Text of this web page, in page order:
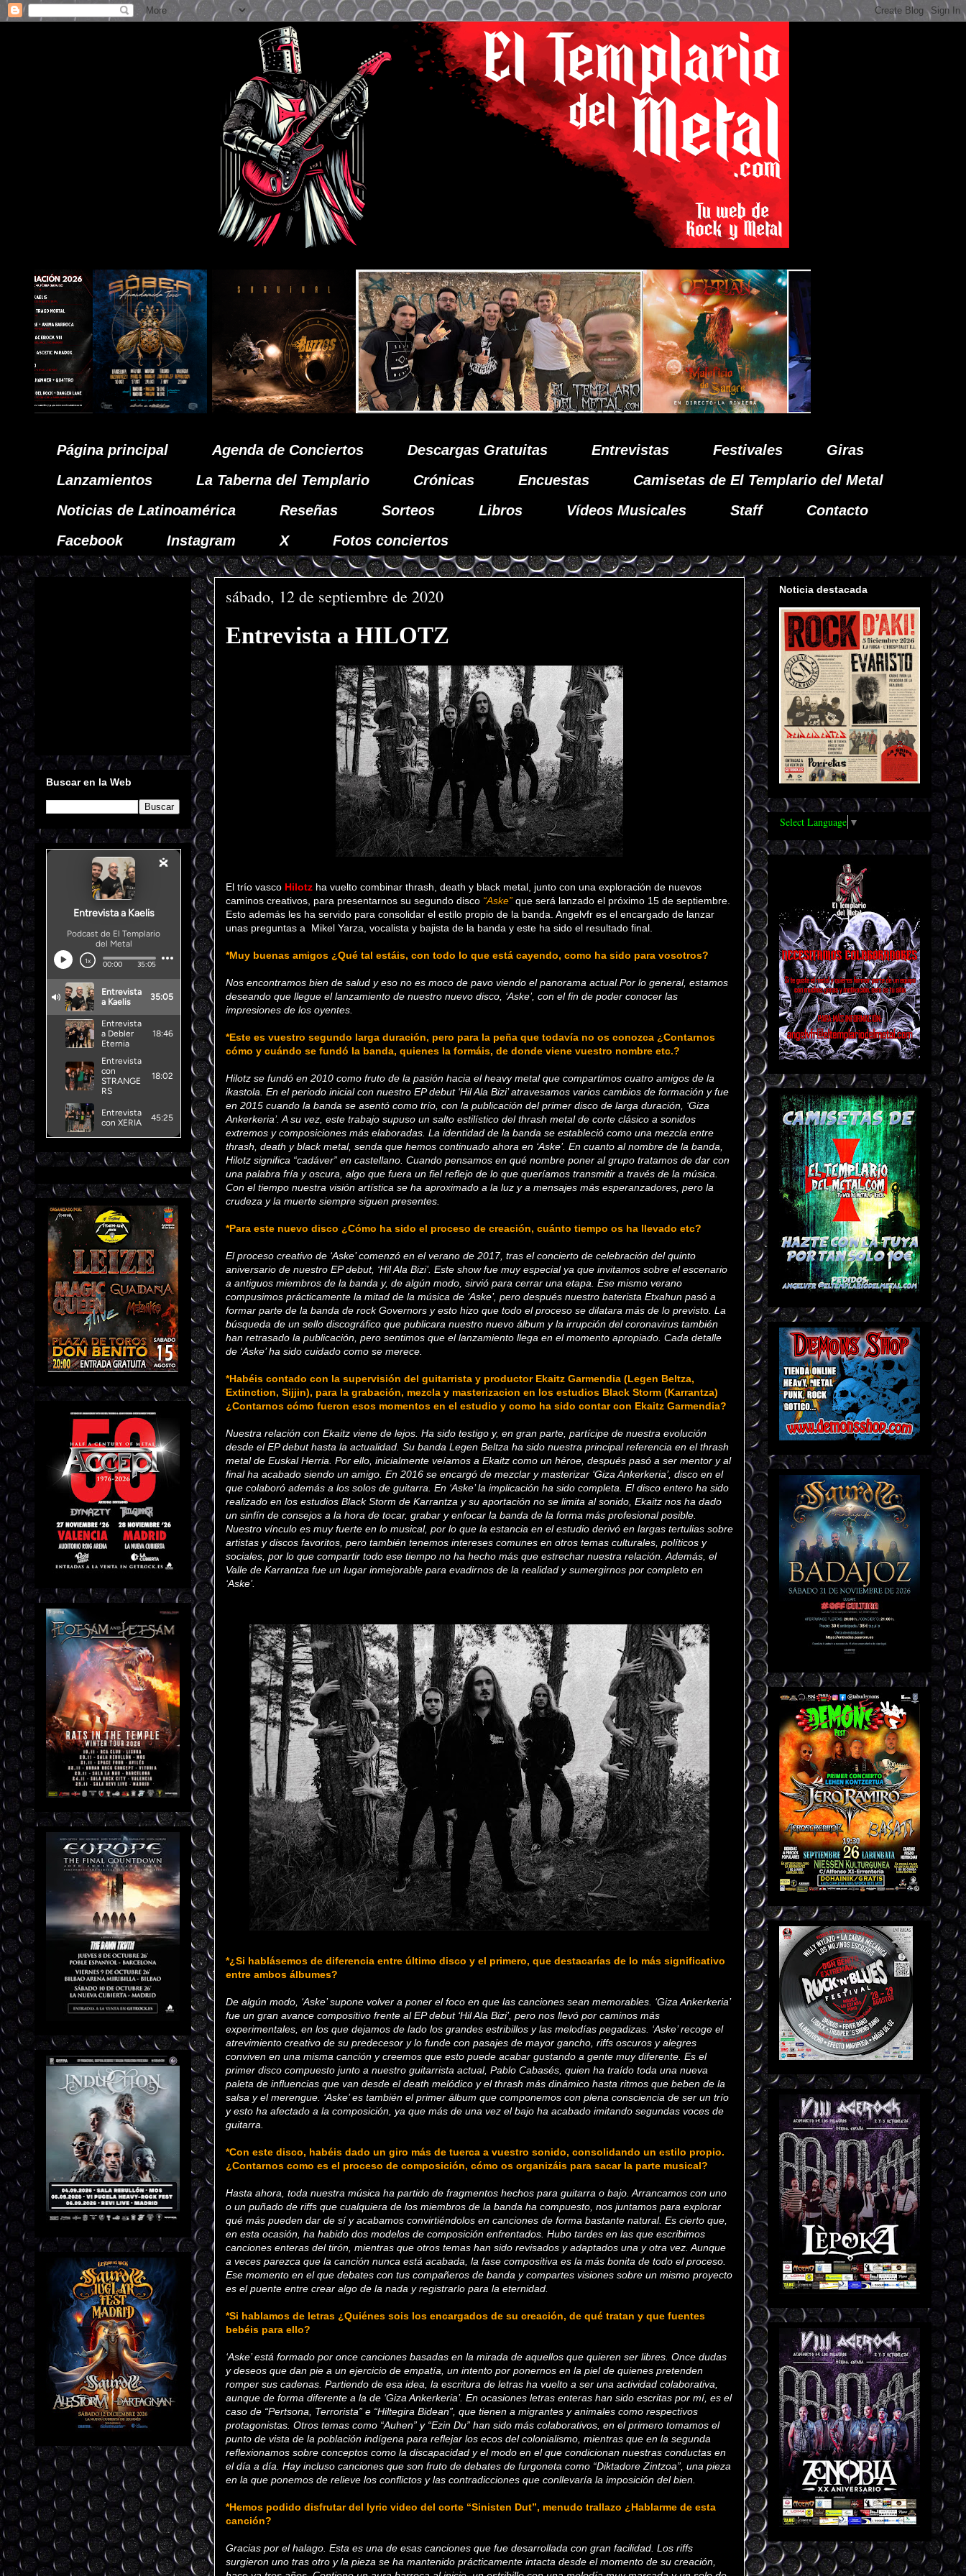
Página principal Agenda de Conciertos Descargas Gratuitas Entrevistas Festivales
Giras
Lanzamientos
La Taberna del Templario Crónicas Encuestas
Camisetas de El Templario del Metal
Noticias de Latinoamérica
Reseñas Sorteos Libros Vídeos Musicales Staff
Contacto
Facebook
Instagram X Fotos conciertos
sábado, 12 de septiembre de 2020
Entrevista a HILOTZ
El trío vasco Hilotz ha vuelto combinar thrash, death y black metal, junto con una exploración de nuevos
caminos creativos, para presentarnos su segundo disco “Aske” que será lanzado el próximo 15 de septiembre.
Esto además les ha servido para consolidar el estilo propio de la banda. Angelvfr es el encargado de lanzar
unas preguntas a Mikel Yarza, vocalista y bajista de la banda y este ha sido el resultado final.
*Muy buenas amigos ¿Qué tal estáis, con todo lo que está cayendo, como ha sido para vosotros?
Nos encontramos bien de salud y eso no es moco de pavo viendo el panorama actual.Por lo general, estamos
deseando que llegue el lanzamiento de nuestro nuevo disco, ‘Aske’, con el fin de poder conocer las
impresiones de los oyentes.
*Este es vuestro segundo larga duración, pero para la peña que todavía no os conozca ¿Contarnos
cómo y cuándo se fundó la banda, quienes la formáis, de donde viene vuestro nombre etc.?
Hilotz se fundó en 2010 como fruto de la pasión hacia el heavy metal que compartimos cuatro amigos de la
ikastola. En el periodo inicial con nuestro EP debut ‘Hil Ala Bizi’ atravesamos varios cambios de formación y fue
en 2015 cuando la banda se asentó como trío, con la publicación del primer disco de larga duración, ‘Giza
Ankerkeria’. A su vez, este trabajo supuso un salto estilístico del thrash metal de corte clásico a sonidos
extremos y composiciones más elaboradas. La identidad de la banda se estableció como una mezcla entre
thrash, death y black metal, senda que hemos continuado ahora en ‘Aske’. En cuanto al nombre de la banda,
Hilotz significa “cadáver” en castellano. Cuando pensamos en qué nombre poner al grupo tratamos de dar con
una palabra fría y oscura, algo que fuera un fiel reflejo de lo que queríamos transmitir a través de la música.
Con el tiempo nuestra visión artística se ha aproximado a la luz y a mensajes más esperanzadores, pero la
crudeza y la muerte siempre siguen presentes.
*Para este nuevo disco ¿Cómo ha sido el proceso de creación, cuánto tiempo os ha llevado etc?
El proceso creativo de ‘Aske’ comenzó en el verano de 2017, tras el concierto de celebración del quinto
aniversario de nuestro EP debut, ‘Hil Ala Bizi’. Este show fue muy especial ya que invitamos sobre el escenario
a antiguos miembros de la banda y, de algún modo, sirvió para cerrar una etapa. Ese mismo verano
compusimos prácticamente la mitad de la música de ‘Aske’, pero después nuestro baterista Etxahun pasó a
formar parte de la banda de rock Governors y esto hizo que todo el proceso se dilatara más de lo previsto. La
búsqueda de un sello discográfico que publicara nuestro nuevo álbum y la irrupción del coronavirus también
han retrasado la publicación, pero sentimos que el lanzamiento llega en el momento apropiado. Cada detalle
de ‘Aske’ ha sido cuidado como se merece.
*Habéis contado con la supervisión del guitarrista y productor Ekaitz Garmendia (Legen Beltza,
Extinction, Sijjin), para la grabación, mezcla y masterizacion en los estudios Black Storm (Karrantza)
¿Contarnos cómo fueron esos momentos en el estudio y como ha sido contar con Ekaitz Garmendia?
Nuestra relación con Ekaitz viene de lejos. Ha sido testigo y, en gran parte, partícipe de nuestra evolución
desde el EP debut hasta la actualidad. Su banda Legen Beltza ha sido nuestra principal referencia en el thrash
metal de Euskal Herria. Por ello, inicialmente veíamos a Ekaitz como un héroe, después pasó a ser mentor y al
final ha acabado siendo un amigo. En 2016 se encargó de mezclar y masterizar ‘Giza Ankerkeria’, disco en el
que colaboró además a los solos de guitarra. En ‘Aske’ la implicación ha sido completa. El disco entero ha sido
realizado en los estudios Black Storm de Karrantza y su aportación no se limita al sonido, Ekaitz nos ha dado
un sinfín de consejos a la hora de tocar, grabar y enfocar la banda de la forma más profesional posible.
Nuestro vínculo es muy fuerte en lo musical, por lo que la estancia en el estudio derivó en largas tertulias sobre
artistas y discos favoritos, pero también tenemos intereses comunes en otros temas culturales, políticos y
sociales, por lo que compartir todo ese tiempo no ha hecho más que estrechar nuestra relación. Además, el
Valle de Karrantza fue un lugar inmejorable para evadirnos de la realidad y sumergirnos por completo en
‘Aske’.
*¿Si hablásemos de diferencia entre último disco y el primero, que destacarías de lo más significativo
entre ambos álbumes?
De algún modo, ‘Aske’ supone volver a poner el foco en que las canciones sean memorables. ‘Giza Ankerkeria’
fue un gran avance compositivo frente al EP debut ‘Hil Ala Bizi’, pero nos llevó por caminos más
experimentales, en los que dejamos de lado los grandes estribillos y las melodías pegadizas. ‘Aske’ recoge el
atrevimiento creativo de su predecesor y lo funde con pasajes de mayor gancho, riffs oscuros y alegres
conviven en una misma canción y creemos que esto puede acabar gustando a gente muy diferente. Es el
primer disco compuesto junto a nuestro guitarrista actual, Pablo Cabasés, quien ha traído toda una nueva
paleta de influencias que van desde el death melódico y el thrash más dinámico hasta ritmos que beben de la
salsa y el merengue. ‘Aske’ es también el primer álbum que componemos con plena consciencia de ser un trío
y esto ha afectado a la composición, ya que más de una vez el bajo ha acabado imitando segundas voces de
guitarra.
*Con este disco, habéis dado un giro más de tuerca a vuestro sonido, consolidando un estilo propio.
¿Contarnos como es el proceso de composición, cómo os organizáis para sacar la parte musical?
Hasta ahora, toda nuestra música ha partido de fragmentos hechos para guitarra o bajo. Arrancamos con uno
o un puñado de riffs que cualquiera de los miembros de la banda ha compuesto, nos juntamos para explorar
qué más pueden dar de sí y acabamos convirtiéndolos en canciones de forma bastante natural. Es cierto que,
en esta ocasión, ha habido dos modelos de composición enfrentados. Hubo tardes en las que escribimos
canciones enteras del tirón, mientras que otros temas han sido revisados y adaptados una y otra vez. Aunque
a veces parezca que la canción nunca está acabada, la fase compositiva es la más bonita de todo el proceso.
Ese momento en el que debates con tus compañeros de banda y compartes visiones sobre un mismo proyecto
es el puente entre crear algo de la nada y registrarlo para la eternidad.
*Si hablamos de letras ¿Quiénes sois los encargados de su creación, de qué tratan y que fuentes
bebéis para ello?
‘Aske’ está formado por once canciones basadas en la mirada de aquellos que quieren ser libres. Once dudas
y deseos que dan pie a un ejercicio de empatía, un intento por ponernos en la piel de quienes pretenden
romper sus cadenas. Partiendo de esa idea, la escritura de letras ha vuelto a ser una actividad colaborativa,
aunque de forma diferente a la de ‘Giza Ankerkeria’. En ocasiones letras enteras han sido escritas por mí, es el
caso de “Pertsona, Terrorista” e “Hiltegira Bidean”, que tienen a migrantes y animales como respectivos
protagonistas. Otros temas como “Auhen” y “Ezin Du” han sido más colaborativos, en el primero tomamos el
punto de vista de la población indígena para reflejar los ecos del colonialismo, mientras que en la segunda
reflexionamos sobre conceptos como la discapacidad y el modo en el que condicionan nuestras conductas en
el día a día. Hay incluso canciones que son fruto de debates de furgoneta como “Diktadore Zintzoa”, una pieza
en la que ponemos de relieve los conflictos y las contradicciones que conllevaría la imposición del bien.
*Hemos podido disfrutar del lyric video del corte “Sinisten Dut”, menudo trallazo ¿Hablarme de esta
canción?
Gracias por el halago. Esta es una de esas canciones que fue desarrollada con gran facilidad. Los riffs
surgieron uno tras otro y la pieza se ha mantenido prácticamente intacta desde el momento de su creación,
Buscar en la Web
Noticia destacada
Select Language ▼